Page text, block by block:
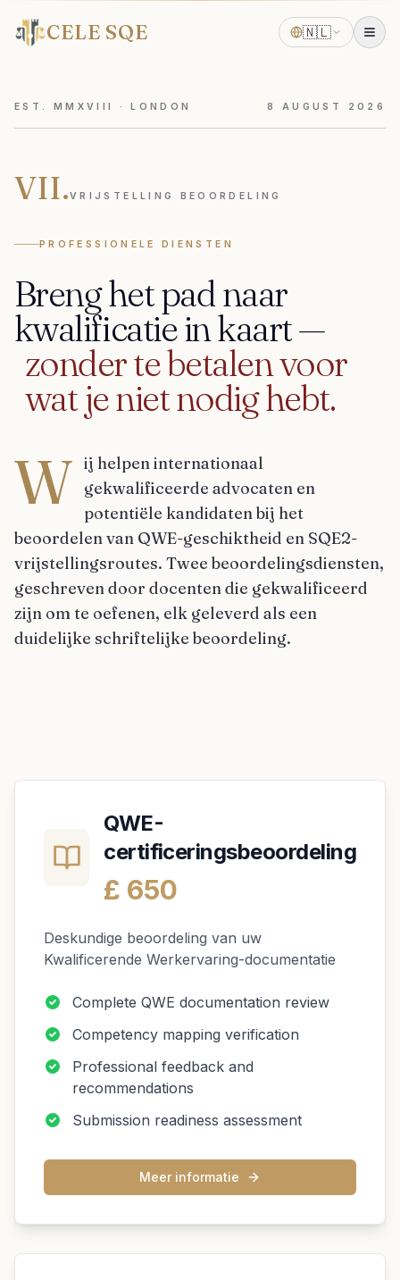
CELE SQE 🇳🇱
EST. MMXVIII · LONDON 8 AUGUST 2026
VII.VRIJSTELLING BEOORDELING
PROFESSIONELE DIENSTEN
Brenghetpadnaar
kwalificatieinkaart—
zondertebetalenvoor
watjenietnodighebt.
W ij helpen internationaal
gekwalificeerde advocaten en
potentiële kandidaten bij het
beoordelen van QWE-geschiktheid en SQE2-
vrijstellingsroutes. Twee beoordelingsdiensten,
geschreven door docenten die gekwalificeerd
zijn om te oefenen, elk geleverd als een
duidelijke schriftelijke beoordeling.
QWE-
certificeringsbeoordeling
£ 650
Deskundige beoordeling van uw
Kwalificerende Werkervaring-documentatie
Complete QWE documentation review
Competency mapping verification
Professional feedback and
recommendations
Submission readiness assessment
Meer informatie